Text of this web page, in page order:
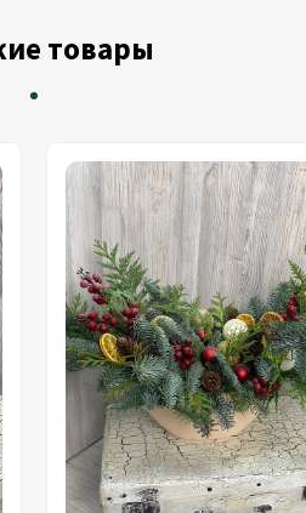
товары